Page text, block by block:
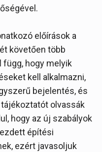
előírások a
követően több
függ, hogy melyik
kell alkalmazni,
bejelentés, és
olvassák
hogy az új szabályok
építési
ezért javasoljuk